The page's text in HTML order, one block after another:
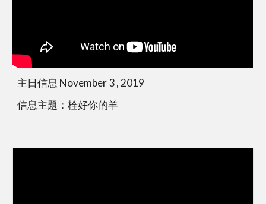
主日信息 November 3 , 2019
信息主題：栓好你的羊